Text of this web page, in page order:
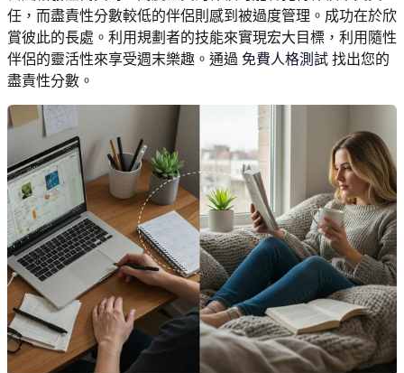
任，而盡責性分數較低的伴侶則感到被過度管理。成功在於欣
賞彼此的長處。利用規劃者的技能來實現宏大目標，利用隨性
伴侶的靈活性來享受週末樂趣。通過 免費人格測試 找出您的
盡責性分數。